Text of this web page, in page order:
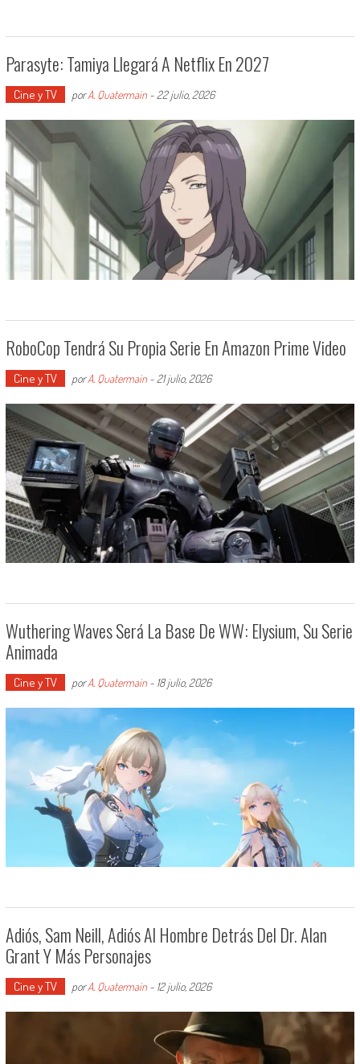
Parasyte: Tamiya Llegará A Netflix En 2027
Cine y TV porA. Quatermain-22 julio, 2026
RoboCop Tendrá Su Propia Serie En Amazon Prime Video
Cine y TV porA. Quatermain- 21 julio, 2026
Wuthering Waves Será La Base De WW: Elysium, Su Serie
Animada
Cine y TV porA. Quatermain- 18 julio, 2026
Adiós, Sam Neill, Adiós Al Hombre Detrás Del Dr. Alan
Grant Y Más Personajes
Cine y TV porA. Quatermain- 12 julio, 2026